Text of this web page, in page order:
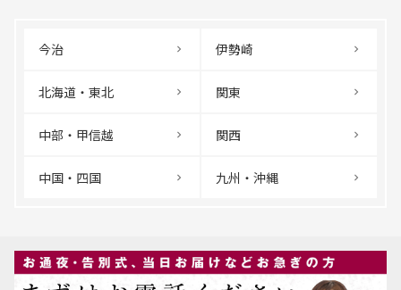
今治 伊勢崎
北海道・東北 関東
中部・甲信越 関西
中国・四国 九州・沖縄